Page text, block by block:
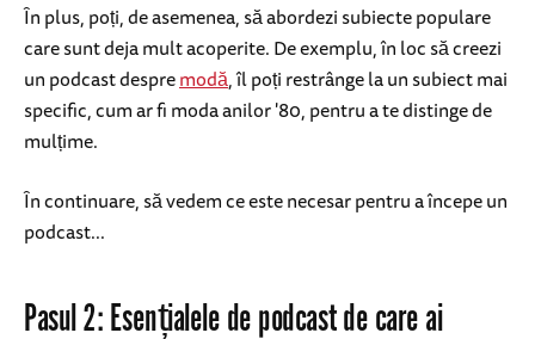
În plus, poți, de asemenea, să abordezi subiecte populare
care sunt deja mult acoperite. De exemplu, în loc să creezi
un podcast despremodă, îl poți restrânge la un subiect mai
specific, cum ar fi moda anilor '80, pentru a te distinge de
mulțime.
În continuare, să vedem ce este necesar pentru a începe un
podcast...
Pasul 2: Esențialele de podcast de care ai